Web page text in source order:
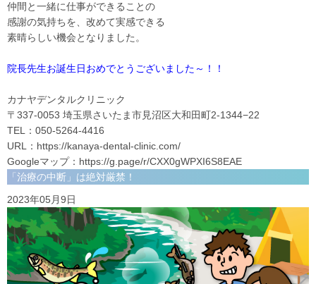
仲間と一緒に仕事ができることの
感謝の気持ちを、改めて実感できる
素晴らしい機会となりました。
院長先生お誕生日おめでとうございました～！！
カナヤデンタルクリニック
〒337-0053 埼玉県さいたま市見沼区大和田町2-1344−22
TEL：050-5264-4416
URL： https://kanaya-dental-clinic.com/
Googleマップ： https://g.page/r/CXX0gWPXI6S8EAE
「治療の中断」は絶対厳禁！
2023年05月9日